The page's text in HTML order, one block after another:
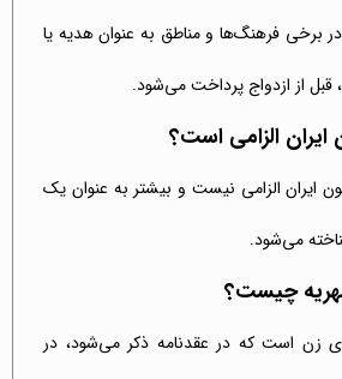
برخی فرهنگ‌ها و مناطق به عنوان هدیه یا
از ازدواج پرداخت می‌شود.
ایران الزامی است؟
ایران الزامی نیست و بیشتر به عنوان یک
می‌شود.
چیست؟
زن است که در عقدنامه ذکر می‌شود، در